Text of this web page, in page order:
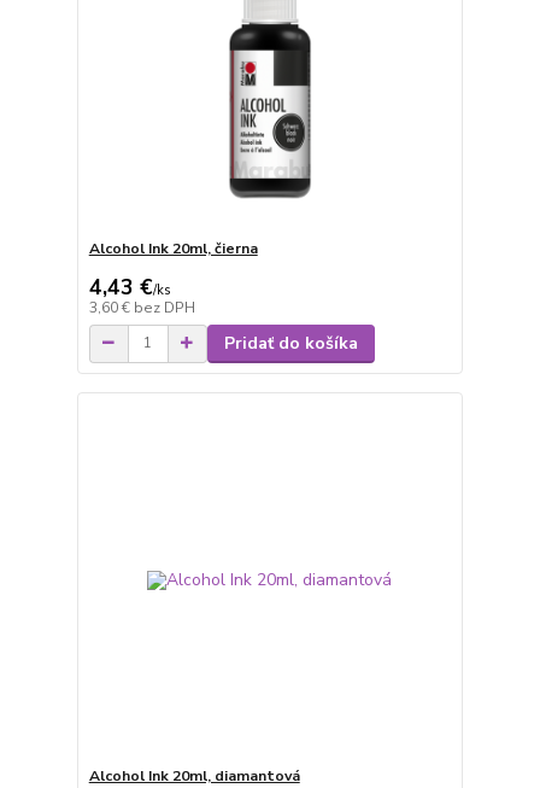
Alcohol Ink 20ml, čierna
4,43 €/ks
3,60 € bez DPH
Pridať do košíka
Alcohol Ink 20ml, diamantová